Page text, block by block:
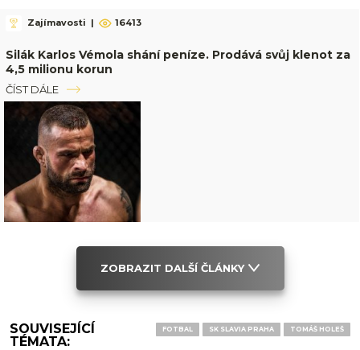
Zajímavosti | 16413
Silák Karlos Vémola shání peníze. Prodává svůj klenot za
4,5 milionu korun
ČÍST DÁLE
ZOBRAZIT DALŠÍ ČLÁNKY
SOUVISEJÍCÍ
TÉMATA:
FOTBAL SK SLAVIA PRAHA TOMÁŠ HOLEŠ